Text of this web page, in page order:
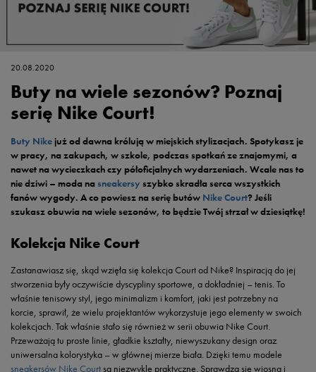
20.08.2020
Buty na wiele sezonów? Poznaj
serię Nike Court!
Buty Nikejuż od dawna królują w miejskich stylizacjach. Spotykasz je
w pracy, na zakupach, w szkole, podczas spotkań ze znajomymi, a
nawet na wycieczkach czy półoficjalnych wydarzeniach. Wcale nas to
nie dziwi – moda na sneakersy szybko skradła serca wszystkich
fanów wygody. A co powiesz na serię butów Nike Court? Jeśli
szukasz obuwia na wiele sezonów, to będzie Twój strzał w dziesiątkę!
Kolekcja Nike Court
Zastanawiasz się, skąd wzięła się kolekcja Court od Nike? Inspiracją do jej
stworzenia były oczywiście dyscypliny sportowe, a dokładniej – tenis. To
właśnie tenisowy styl, jego minimalizm i komfort, jaki jest potrzebny na
korcie, sprawił, że wielu projektantów wykorzystuje jego elementy w swoich
kolekcjach. Tak właśnie stało się również w serii obuwia Nike Court.
Przeważają tu proste linie, gładkie kształty, niewyszukany design oraz
uniwersalna kolorystyka – w głównej mierze biała. Dzięki temu modele
sneakersów Nike Court są niezwykle praktyczne. Sprawdzą się wiosną i